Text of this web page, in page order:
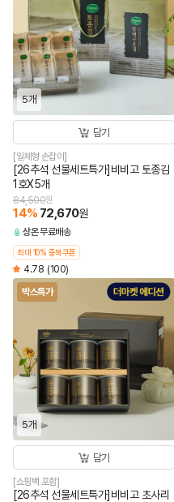
5개
담기
[일체형 손잡이]
[26추석 선물세트특가]비비고 토종김
1호X5개
84,500원
14% 72,670원
상온무료배송
최대 10% 중복쿠폰
4.78 (100)
박스특가
5개
담기
[쇼핑백 포함]
[26추석 선물세트특가]비비고 초사리